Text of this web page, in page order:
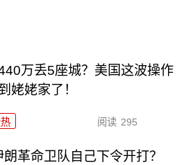
万丢5座城？美国这波操作
姥姥家了！
阅读 295
革命卫队自己下令开打？